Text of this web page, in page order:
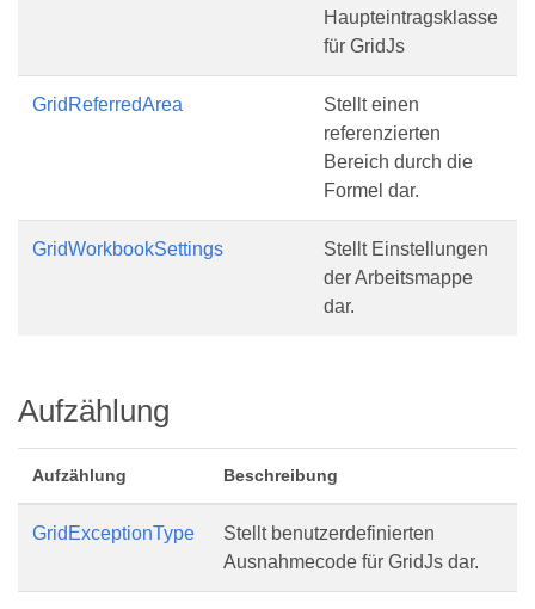
Haupteintragsklasse
für GridJs
GridReferredArea
Stellt einen
referenzierten
Bereich durch die
Formel dar.
GridWorkbookSettings
Stellt Einstellungen
der Arbeitsmappe
dar.
Aufzählung
Aufzählung Beschreibung
GridExceptionType
Stellt benutzerdefinierten
Ausnahmecode für GridJs dar.